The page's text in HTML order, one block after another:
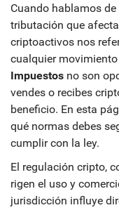
Cuando hablamos de
tributación que
criptoactivos nos
cualquier
Impuestos no son
vendes o recibes
beneficio. En esta
qué normas debes
cumplir con la ley.
El regulación cripto,
rigen el uso y
jurisdicción influye